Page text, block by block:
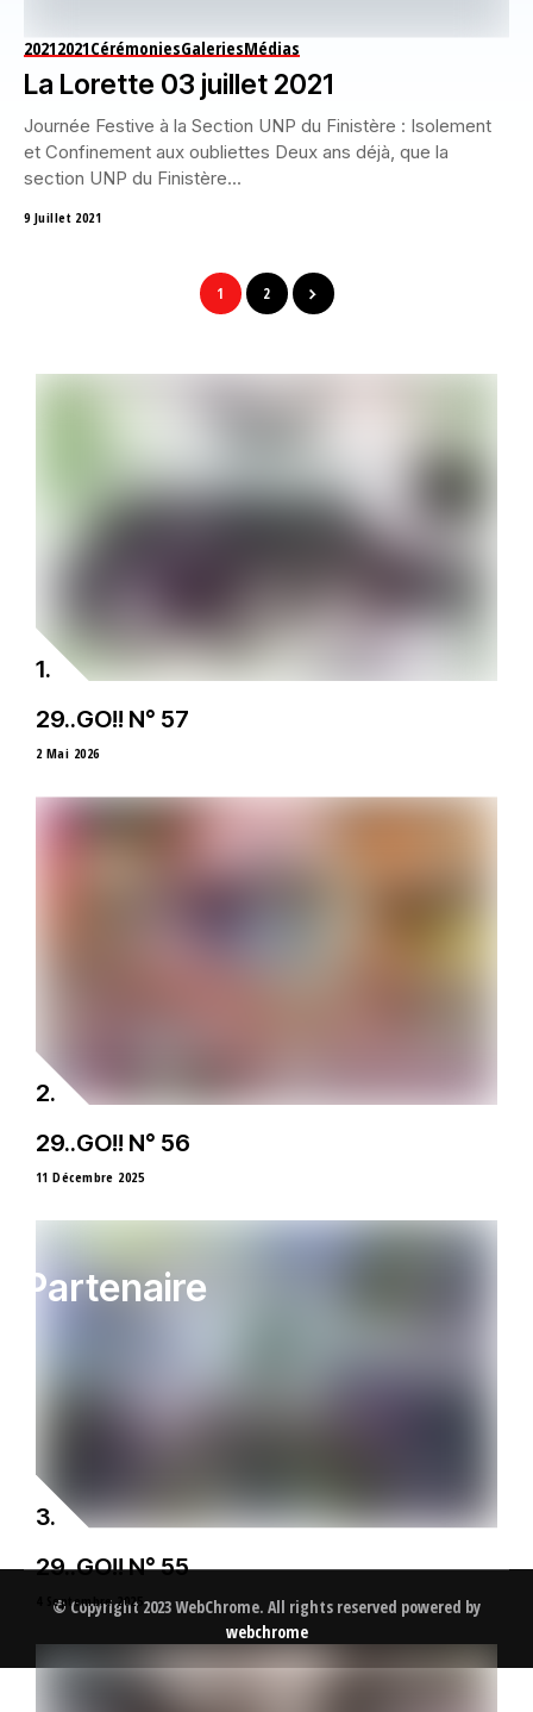
20212021CérémoniesGaleriesMédias
La Lorette 03 juillet 2021
Journée Festive à la Section UNP du Finistère : Isolement
et Confinement aux oubliettes Deux ans déjà, que la
section UNP du Finistère...
9 Juillet 2021
1 2
29..GO!! N° 57
2 Mai 2026
29..GO!! N° 56
11 Décembre 2025
29..GO!! N° 55
4 Septembre 2025
Partenaire
© Copyright 2023 WebChrome. All rights reserved powered by
webchrome